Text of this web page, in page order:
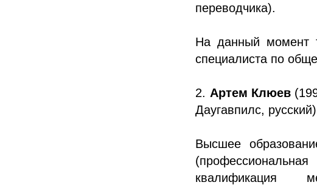
переводчика).
На данный момент
специалиста по
2. Артем Клюев
Даугавпилс, русский)
Высшее
квалификация